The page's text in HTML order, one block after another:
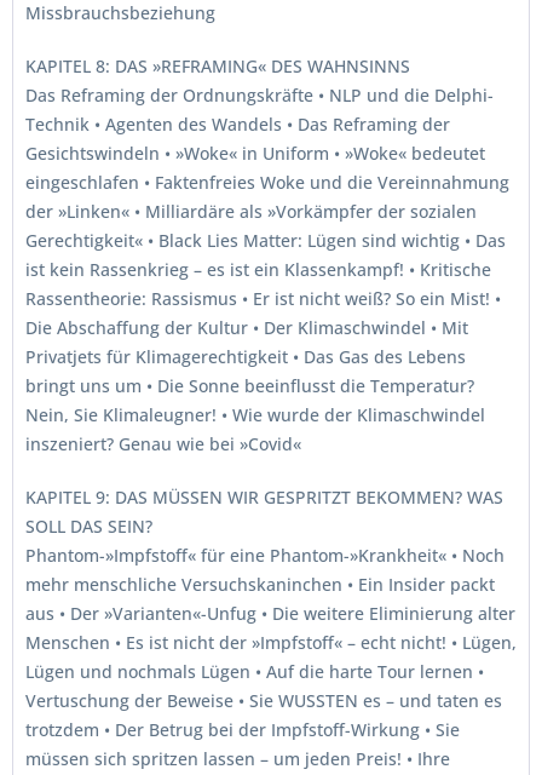
Missbrauchsbeziehung
KAPITEL 8: DAS »REFRAMING« DES WAHNSINNS
Das Reframing der Ordnungskräfte • NLP und die Delphi-
Technik • Agenten des Wandels • Das Reframing der
Gesichtswindeln • »Woke« in Uniform • »Woke« bedeutet
eingeschlafen • Faktenfreies Woke und die Vereinnahmung
der »Linken« • Milliardäre als »Vorkämpfer der sozialen
Gerechtigkeit« • Black Lies Matter: Lügen sind wichtig • Das
ist kein Rassenkrieg – es ist ein Klassenkampf! • Kritische
Rassentheorie: Rassismus • Er ist nicht weiß? So ein Mist! •
Die Abschaffung der Kultur • Der Klimaschwindel • Mit
Privatjets für Klimagerechtigkeit • Das Gas des Lebens
bringt uns um • Die Sonne beeinflusst die Temperatur?
Nein, Sie Klimaleugner! • Wie wurde der Klimaschwindel
inszeniert? Genau wie bei »Covid«
KAPITEL 9: DAS MÜSSEN WIR GESPRITZT BEKOMMEN? WAS
SOLL DAS SEIN?
Phantom-»Impfstoff« für eine Phantom-»Krankheit« • Noch
mehr menschliche Versuchskaninchen • Ein Insider packt
aus • Der »Varianten«-Unfug • Die weitere Eliminierung alter
Menschen • Es ist nicht der »Impfstoff« – echt nicht! • Lügen,
Lügen und nochmals Lügen • Auf die harte Tour lernen •
Vertuschung der Beweise • Sie WUSSTEN es – und taten es
trotzdem • Der Betrug bei der Impfstoff-Wirkung • Sie
müssen sich spritzen lassen – um jeden Preis! • Ihre